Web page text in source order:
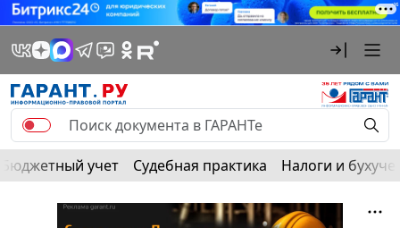
Бюджетный учет Судебная практика Налоги и